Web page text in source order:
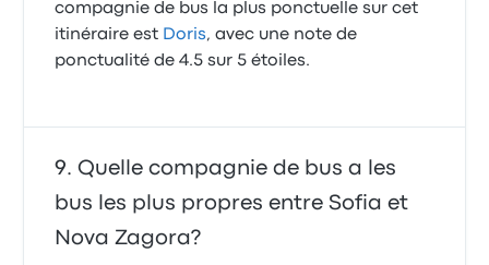
compagnie de bus la plus ponctuelle sur cet
itinéraire est Doris, avec une note de
ponctualité de 4.5 sur 5 étoiles.
Quelle compagnie de bus a les
bus les plus propres entre Sofia et
Nova Zagora?